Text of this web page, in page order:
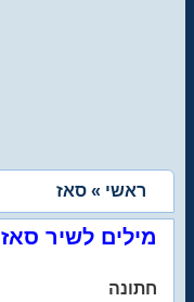
ראשי » סאז
מילים לשיר סאז
חתונה